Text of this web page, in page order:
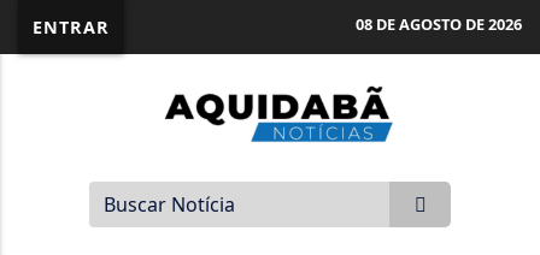
ENTRAR 08 DE AGOSTO DE 2026